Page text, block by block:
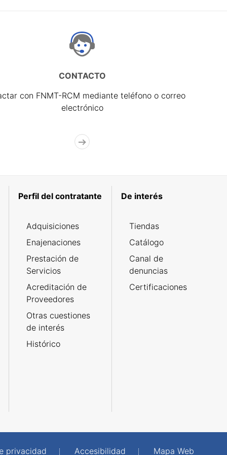
CONTACTO
con FNMT-RCM mediante teléfono o correo
electrónico
Perfil del contratante
Adquisiciones
Enajenaciones
Prestación de
Servicios
Acreditación de
Proveedores
Otras cuestiones
de interés
Histórico
De interés
Tiendas
Catálogo
Canal de
denuncias
Certificaciones
privacidad Accesibilidad Mapa Web